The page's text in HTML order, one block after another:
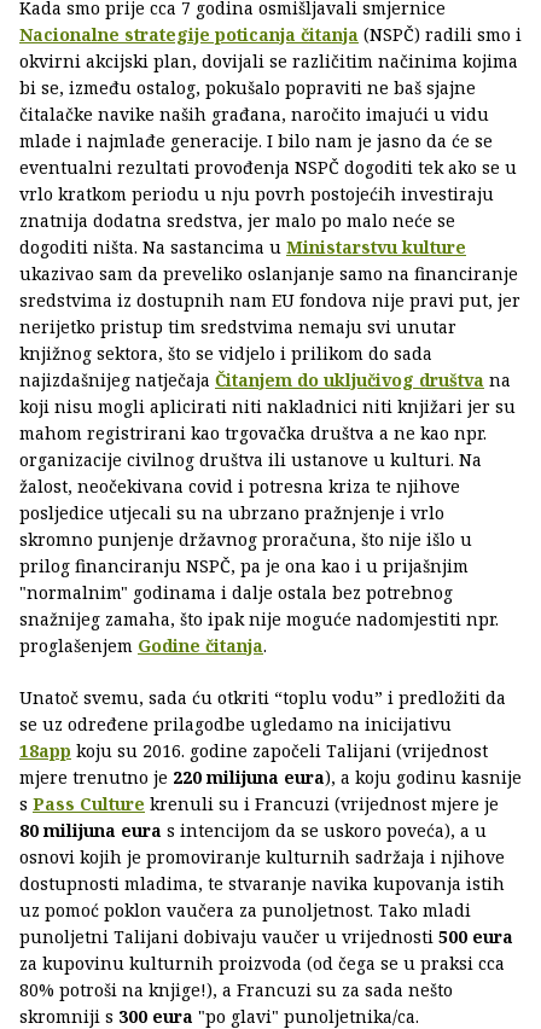
Kada smo prije cca 7 godina osmišljavali smjernice
Nacionalne strategije poticanja čitanja (NSPČ) radili smo i
okvirni akcijski plan, dovijali se različitim načinima kojima
bi se, između ostalog, pokušalo popraviti ne baš sjajne
čitalačke navike naših građana, naročito imajući u vidu
mlade i najmlađe generacije. I bilo nam je jasno da će se
eventualni rezultati provođenja NSPČ dogoditi tek ako se u
vrlo kratkom periodu u nju povrh postojećih investiraju
znatnija dodatna sredstva, jer malo po malo neće se
dogoditi ništa. Na sastancima u Ministarstvu kulture
ukazivao sam da preveliko oslanjanje samo na financiranje
sredstvima iz dostupnih nam EU fondova nije pravi put, jer
nerijetko pristup tim sredstvima nemaju svi unutar
knjižnog sektora, što se vidjelo i prilikom do sada
najizdašnijeg natječaja Čitanjem do uključivog društva na
koji nisu mogli aplicirati niti nakladnici niti knjižari jer su
mahom registrirani kao trgovačka društva a ne kao npr.
organizacije civilnog društva ili ustanove u kulturi. Na
žalost, neočekivana covid i potresna kriza te njihove
posljedice utjecali su na ubrzano pražnjenje i vrlo
skromno punjenje državnog proračuna, što nije išlo u
prilog financiranju NSPČ, pa je ona kao i u prijašnjim
"normalnim" godinama i dalje ostala bez potrebnog
snažnijeg zamaha, što ipak nije moguće nadomjestiti npr.
proglašenjem Godine čitanja.
Unatoč svemu, sada ću otkriti “toplu vodu” i predložiti da
se uz određene prilagodbe ugledamo na inicijativu
18app koju su 2016. godine započeli Talijani (vrijednost
mjere trenutno je 220 milijuna eura), a koju godinu kasnije
s Pass Culture krenuli su i Francuzi (vrijednost mjere je
80 milijuna eura s intencijom da se uskoro poveća), a u
osnovi kojih je promoviranje kulturnih sadržaja i njihove
dostupnosti mladima, te stvaranje navika kupovanja istih
uz pomoć poklon vaučera za punoljetnost. Tako mladi
punoljetni Talijani dobivaju vaučer u vrijednosti 500 eura
za kupovinu kulturnih proizvoda (od čega se u praksi cca
80% potroši na knjige!), a Francuzi su za sada nešto
skromniji s 300 eura "po glavi" punoljetnika/ca.